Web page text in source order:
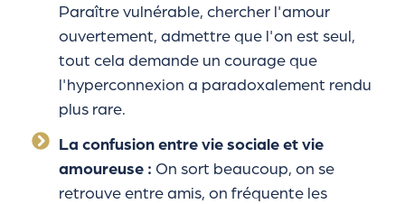
Paraître vulnérable, chercher l'amour
ouvertement, admettre que l'on est seul,
tout cela demande un courage que
l'hyperconnexion a paradoxalement rendu
plus rare.
La confusion entre vie sociale et vie
amoureuse : On sort beaucoup, on se
retrouve entre amis, on fréquente les